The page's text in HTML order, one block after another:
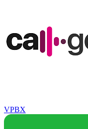
VPBX